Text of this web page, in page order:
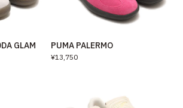
GLAM
PUMA PALERMO
¥13,750